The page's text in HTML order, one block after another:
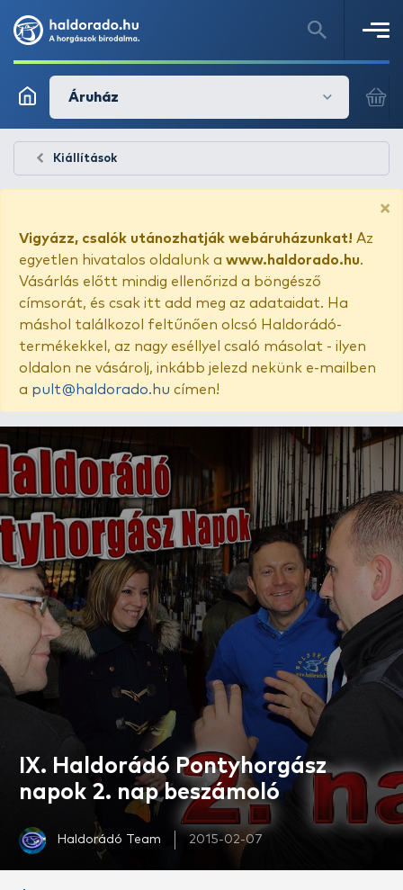
Áruház
Kiállítások
×
Vigyázz, csalók utánozhatják webáruházunkat! Az
egyetlen hivatalos oldalunk a www.haldorado.hu.
Vásárlás előtt mindig ellenőrizd a böngésző
címsorát, és csak itt add meg az adataidat. Ha
máshol találkozol feltűnően olcsó Haldorádó-
termékekkel, az nagy eséllyel csaló másolat - ilyen
oldalon ne vásárolj, inkább jelezd nekünk e-mailben
a pult@haldorado.hu címen!
IX. Haldorádó Pontyhorgász
napok 2. nap beszámoló
Haldorádó Team 2015-02-07